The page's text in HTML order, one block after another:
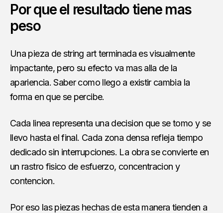
Por que el resultado tiene mas
peso
Una pieza de string art terminada es visualmente
impactante, pero su efecto va mas alla de la
apariencia. Saber como llego a existir cambia la
forma en que se percibe.
Cada linea representa una decision que se tomo y se
llevo hasta el final. Cada zona densa refleja tiempo
dedicado sin interrupciones. La obra se convierte en
un rastro fisico de esfuerzo, concentracion y
contencion.
Por eso las piezas hechas de esta manera tienden a